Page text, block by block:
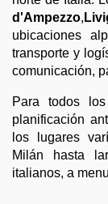
d'Ampezzo,
ubicaciones
transporte y
comunicación,
Para todos
planificación
los lugares
Milán hasta
italianos, a